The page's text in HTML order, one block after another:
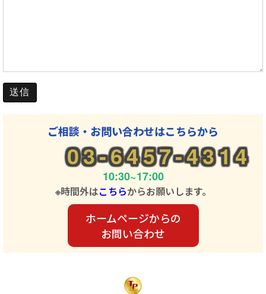
ご相談・お問い合わせはこちらから
03-6457-4314
10:30~17:00
※時間外はこちらからお願いします。
ホームページからの
お問い合わせ